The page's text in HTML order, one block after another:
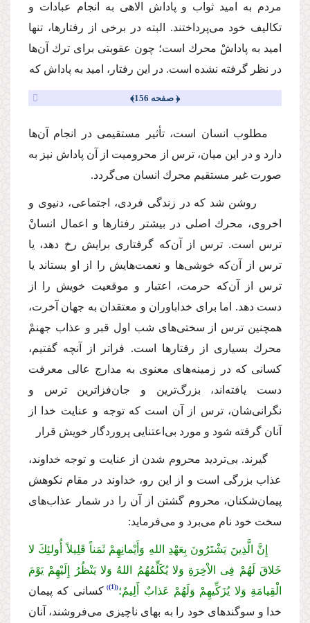
مردم به امید ثواب و پاداش الاهى به انجام عبادات و
تكالیف خود مى‌پرداختند. البته در برخى از رفتارها، تنها
امید به پاداشْ محرك است؛ چون عقوبتى براى ترك آن‌ها
در نظر گرفته نشده است. در این رفتار، امید به پاداش كه
﴿ صفحه 156﴾
مطلوب انسان است، تأثیر مستقیمى در انجام آن‌ها
دارد و در این میان، ترس از محرومیت از آن پاداش نیز به
صورت غیر مستقیم محرك انسان مى‌گردد.
روشن شد كه در زندگى فردى، اجتماعى، دنیوى و
اخروى، محرك اصلى در بیشتر رفتارها و اعمال انسانْ
ترس است. ترس از آن‌كه گرفتارى برایش رخ دهد، یا
ترس از آن‌كه خوشى‌ها و نعمت‌هایش را از او بستاند یا
ترس از آن‌كه حرمت، اعتبار و موقعیت خویش را از
دست دهد. اما براى خداباوران و معتقدان به جهان آخرت،
همچنین ترس از سختى‌هاى شب اول قبر و عذاب جهنمْ
محرك بسیارى از رفتارها است. فراتر از آنچه گفتیم،
كسانى كه در زمینه‌هاى معنوى به مدارج عالى معرفت
دست یافته‌اند، بزرگ‌ترین و جان‌فزاترین ترس و
نگرانى‌شان، ترس از آن است كه توجه و عنایت خدا از
آنان گرفته شود و مورد بى‌اعتنایى پروردگار خویش قرار
گیرند. بى‌تردید محروم شدن از عنایت و توجه خداوند،
عذاب بزرگى است و از این رو، خداوند در مقام نكوهش
پیمان‌شكنان، محروم گشتن از آن را در شمار عذاب‌هاى
سخت خود نام مى‌برد و مى‌فرماید:
إِنَّ الَّذِینَ یَشْتَرُونَ بِعَهْدِ اللهِ وَأَیْمانِهِمْ ثَمَناً قَلِیلاً أُولئِكَ لا
خَلاقَ لَهُمْ فِی الاْخِرَةِ وَلا یُكَلِّمُهُمُ اللهُ وَلا یَنْظُرُ إِلَیْهِمْ یَوْمَ
الْقِیامَةِ وَلا یُزَكِّیهِمْ وَلَهُمْ عَذابٌ أَلِیمٌ؛ (1)
كسانى كه پیمان
خدا و سوگندهاى خود را به بهاى ناچیزى مى‌فروشند، آنان